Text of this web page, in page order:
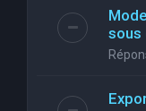
sous